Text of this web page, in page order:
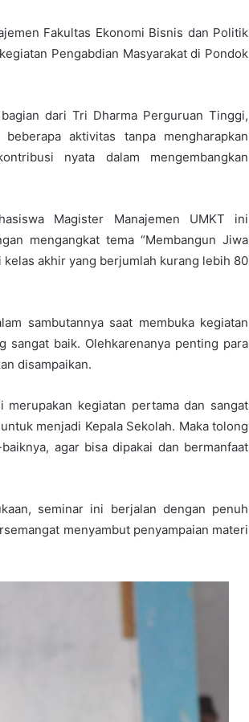
Fakultas Ekonomi Bisnis dan Politik
Pengabdian Masyarakat di Pondok
dari Tri Dharma Perguruan Tinggi,
aktivitas tanpa mengharapkan
nyata dalam mengembangkan
Magister Manajemen UMKT ini
mengangkat tema “Membangun Jiwa
akhir yang berjumlah kurang lebih 80
sambutannya saat membuka kegiatan
sangat baik. Olehkarenanya penting para
disampaikan.
kegiatan pertama dan sangat
menjadi Kepala Sekolah. Maka tolong
agar bisa dipakai dan bermanfaat
seminar ini berjalan dengan penuh
menyambut penyampaian materi